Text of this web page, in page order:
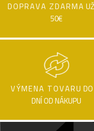
DOPRAVA ZDARMA
50€
VÝMENA TOVARU
DNÍ OD NÁKUPU